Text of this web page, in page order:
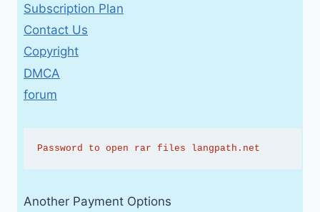
Subscription Plan
Contact Us
Copyright
DMCA
forum
Password to open rar files langpath.net
Another Payment Options